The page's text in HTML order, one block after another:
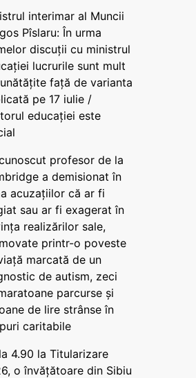
interimar al Muncii
Pîslaru: În urma
discuții cu ministrul
lucrurile sunt mult
față de varianta
pe 17 iulie /
educației este
profesor de la
a demisionat în
acuzațiilor că ar fi
sau ar fi exagerat în
realizărilor sale,
printr-o poveste
marcată de un
de autism, zeci
parcurse și
de lire strânse în
caritabile
4.90 la Titularizare
o învățătoare din Sibiu